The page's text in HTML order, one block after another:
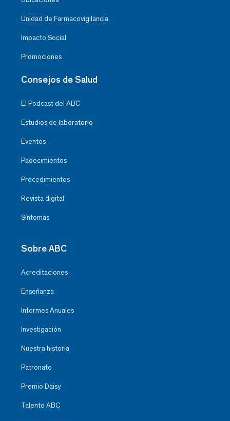
Unidad de Farmacovigilancia
Impacto Social
Promociones
Consejos de Salud
El Podcast del ABC
Estudios de laboratorio
Eventos
Padecimientos
Procedimientos
Revista digital
Síntomas
Sobre ABC
Acreditaciones
Enseñanza
Informes Anuales
Investigación
Nuestra historia
Patronato
Premio Daisy
Talento ABC